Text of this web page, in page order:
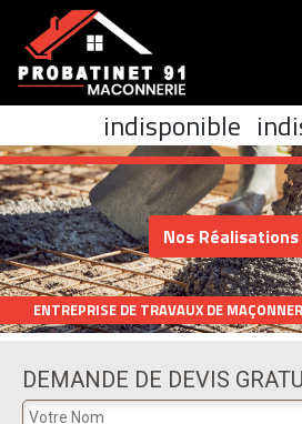
indisponible
Nos Réalisations
ENTREPRISE DE TRAVAUX DE
DEMANDE DE DEVIS